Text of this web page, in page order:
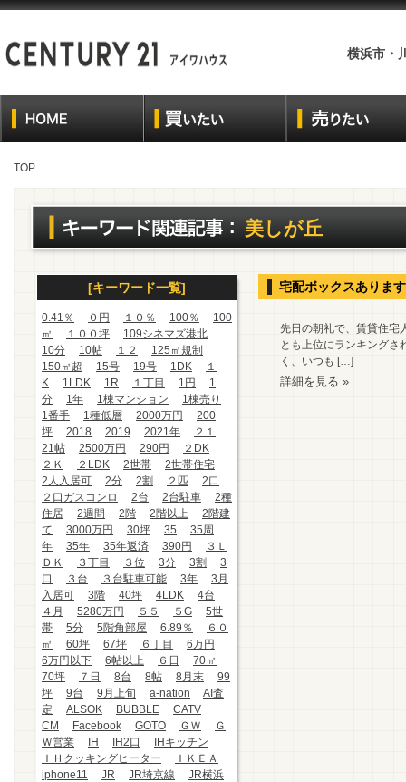
横浜市・
TOP
美しが丘
[キーワード一覧]
0.41％ ０円 １０％ 100％
100
㎡
１００坪
109シネマズ港北
10分
10帖 １２
125㎡規制
150㎡超
15号 19号 1DK
１
K
1LDK 1R １丁目 1円
1
分
1年 1棟マンション
1棟売り
1番手
1種低層 2000万円
200
坪
2018 2019 2021年
２１
21帖
2500万円 290円
２DK
２Ｋ
２LDK 2世帯
2世帯住宅
2人入居可
2分 2割 ２匹
2口
２口ガスコンロ
2台 2台駐車
2種
住居
2週間 2階 2階以上
2階建
て
3000万円 30坪 35
35周
年
35年 35年返済 390円
３Ｌ
ＤＫ
３丁目 ３位 3分 3割
3
口
３台 ３台駐車可能 3年
3月
入居可
3階 40坪 4LDK
4台
４月
5280万円 ５５ ５G
5世
帯
5分 5階角部屋 6.89％
６０
㎡
60坪 67坪 ６丁目
6万円
6万円以下
6帖以上 ６日
70㎡
70坪
７日 8台 8帖 8月末
99
坪
9台 9月上旬 a-nation
AI査
定
ALSOK BUBBLE
CATV
CM
Facebook GOTO ＧＷ
Ｇ
Ｗ営業
IH IH2口
IHキッチン
ＩＨクッキングヒーター
ＩＫＥＡ
iphone11
JR JR埼京線
JR横浜
宅配ボックスありま
先日の朝礼で、賃貸住宅
とも上位にランキングさ
く、いつも […]
詳細を見る »